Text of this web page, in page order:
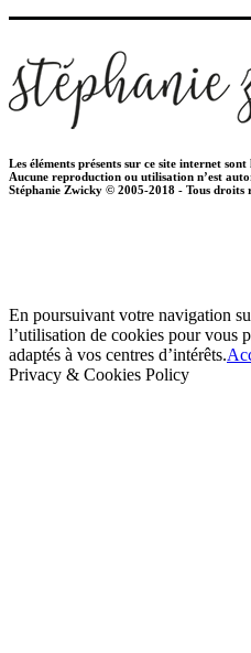
Les éléments présents sur ce site internet
Aucune reproduction ou utilisation n’est
Stéphanie Zwicky © 2005-2018 - Tous droits
En poursuivant votre navigation
l’utilisation de cookies pour vous
adaptés à vos centres d’intérêts.
Privacy & Cookies Policy